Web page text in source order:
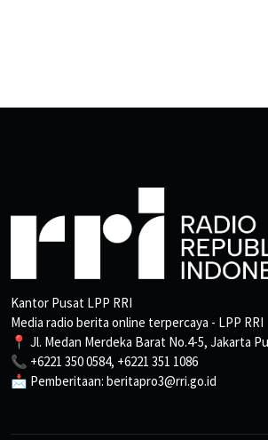
Kantor Pusat LPP RRI
Media radio berita online terpercaya - LPP RRI
📍 Jl. Medan Merdeka Barat No.4-5, Jakarta
📞 +6221 350 0584, +6221 351 1086
📩 Pemberitaan: beritapro3@rri.go.id